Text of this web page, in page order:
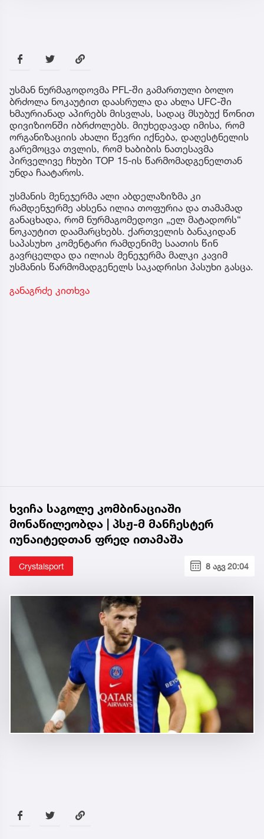
უსმან ნურმაგოდოვმა PFL-ში გამართული ბოლო
ბრძოლა ნოკაუტით დაასრულა და ახლა UFC-ში
ხმაურიანად აპირებს მისვლას, სადაც მსუბუქ წონით
დივიზიონში იბრძოლებს. მიუხედავად იმისა, რომ
ორგანიზაციის ახალი წევრი იქნება, დაღესტნელის
გარემოცვა თვლის, რომ ხაბიბის ნათესავმა
პირველივე ჩხუბი TOP 15-ის წარმომადგენელთან
უნდა ჩაატაროს.
უსმანის მენეჯერმა ალი აბდელაზიზმა კი
რამდენჯერმე ახსენა ილია თოფურია და თამამად
განაცხადა, რომ ნურმაგომედოვი „ელ მატადორს“
ნოკაუტით დაამარცხებს. ქართველის ბანაკიდან
საპასუხო კომენტარი რამდენიმე საათის წინ
გავრცელდა და ილიას მენეჯერმა მალკი კავიმ
უსმანის წარმომადგენელს საკადრისი პასუხი გასცა.
განაგრძე კითხვა
ხვიჩა საგოლე კომბინაციაში
მონაწილეობდა | პსჟ-მ მანჩესტერ
იუნაიტედთან ფრედ ითამაშა
Crystalsport 8 აგვ 20:04